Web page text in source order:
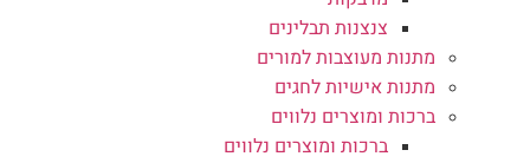
צנצנות תבלינים
מתנות מעוצבות למורים
מתנות אישיות לחגים
ברכות ומוצרים נלווים
ברכות ומוצרים נלווים